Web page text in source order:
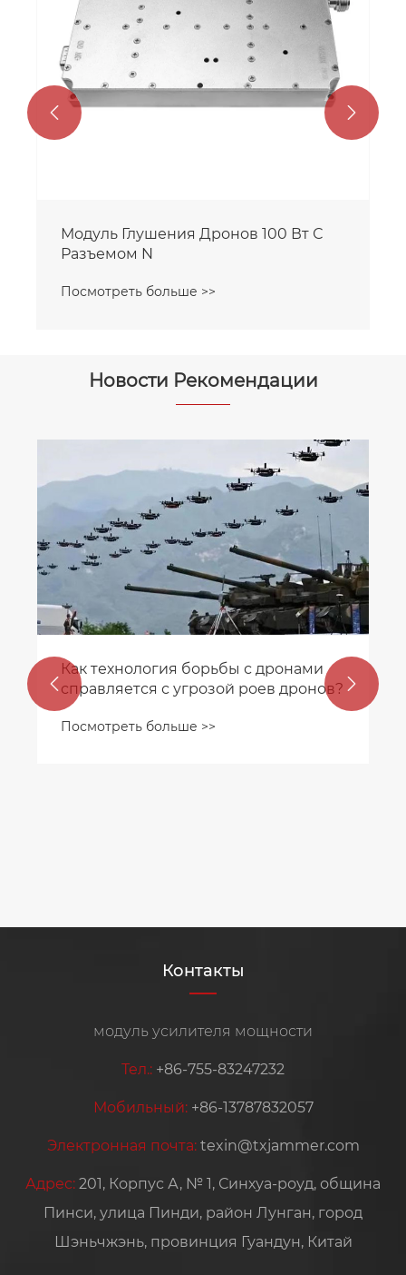
Модуль Глушения Дронов 100 Вт С
Разъемом N
Посмотреть больше >>
 
Новости Рекомендации
Как технология борьбы с дронами
справляется с угрозой роев дронов?
Посмотреть больше >>
 
Контакты
модуль усилителя мощности
Тел.: +86-755-83247232
Мобильный: +86-13787832057
Электронная почта: texin@txjammer.com
Адрес: 201, Корпус А, № 1, Синхуа-роуд, община
Пинси, улица Пинди, район Лунган, город
Шэньчжэнь, провинция Гуандун, Китай